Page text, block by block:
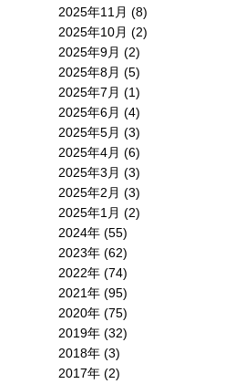
2025年11月 (8)
2025年10月 (2)
2025年9月 (2)
2025年8月 (5)
2025年7月 (1)
2025年6月 (4)
2025年5月 (3)
2025年4月 (6)
2025年3月 (3)
2025年2月 (3)
2025年1月 (2)
2024年 (55)
2023年 (62)
2022年 (74)
2021年 (95)
2020年 (75)
2019年 (32)
2018年 (3)
2017年 (2)